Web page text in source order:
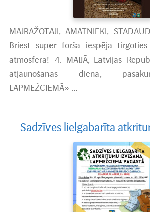
MĀJRAŽOTĀJI, AMATNIEKI,
Briest super forša iespēja
atmosfērā! 4. MAIJĀ, Latvijas
atjaunošanas dienā,
LAPMEŽCIEMĀ» …
Sadzīves lielgabarīta